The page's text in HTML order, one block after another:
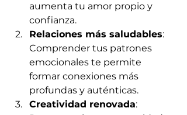
aumenta tu amor propio y
confianza.
Relaciones más saludables:
Comprender tus patrones
emocionales te permite
formar conexiones más
profundas y auténticas.
Creatividad renovada: